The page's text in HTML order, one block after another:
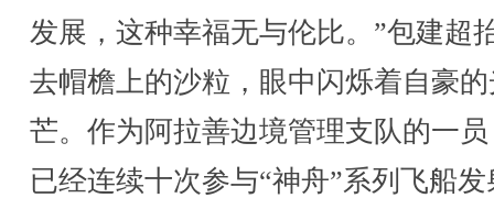
发展，这种幸福无与伦比。”包建超
去帽檐上的沙粒，眼中闪烁着自豪
芒。作为阿拉善边境管理支队的一
已经连续十次参与“神舟”系列飞船发